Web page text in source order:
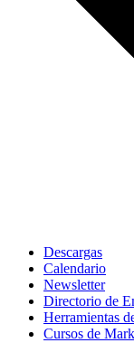
Descargas
Calendario
Newsletter
Directorio de
Herramientas
Cursos de